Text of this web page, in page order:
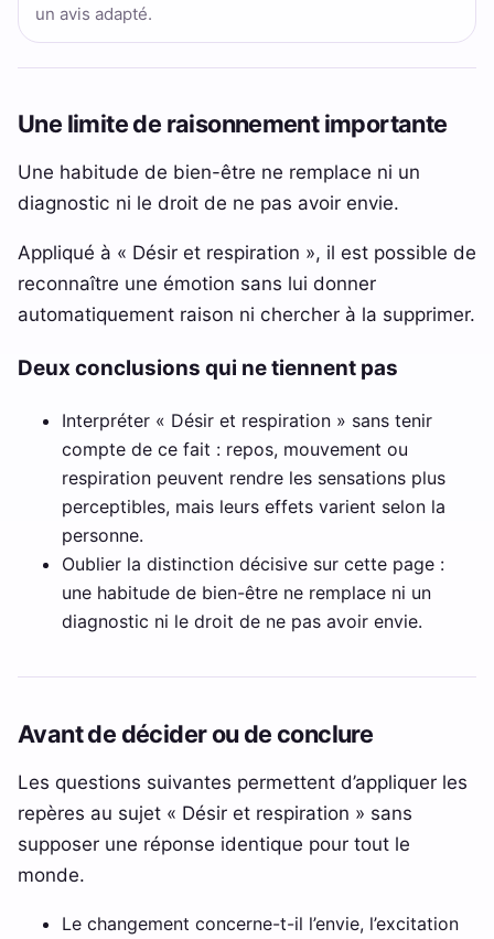
un avis adapté.
Une limite de raisonnement importante
Une habitude de bien-être ne remplace ni un
diagnostic ni le droit de ne pas avoir envie.
Appliqué à « Désir et respiration », il est possible de
reconnaître une émotion sans lui donner
automatiquement raison ni chercher à la supprimer.
Deux conclusions qui ne tiennent pas
Interpréter « Désir et respiration » sans tenir
compte de ce fait : repos, mouvement ou
respiration peuvent rendre les sensations plus
perceptibles, mais leurs effets varient selon la
personne.
Oublier la distinction décisive sur cette page :
une habitude de bien-être ne remplace ni un
diagnostic ni le droit de ne pas avoir envie.
Avant de décider ou de conclure
Les questions suivantes permettent d’appliquer les
repères au sujet « Désir et respiration » sans
supposer une réponse identique pour tout le
monde.
Le changement concerne-t-il l’envie, l’excitation